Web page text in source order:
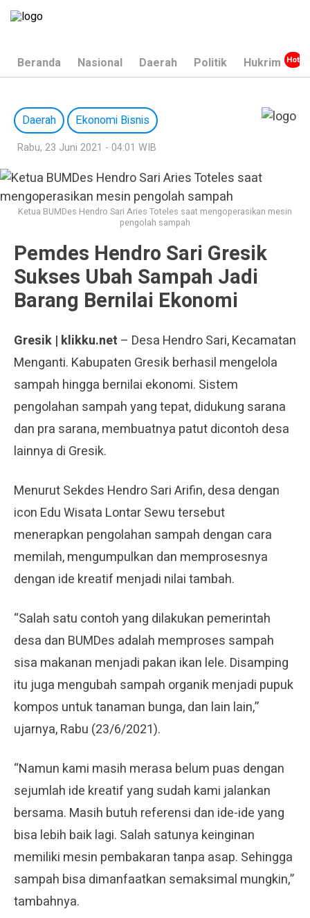
Beranda Nasional Daerah Politik Hukrim
Daerah Ekonomi Bisnis
Rabu, 23 Juni 2021 - 04:01 WIB
Ketua BUMDes Hendro Sari Aries Toteles saat mengoperasikan mesin
pengolah sampah
Pemdes Hendro Sari Gresik
Sukses Ubah Sampah Jadi
Barang Bernilai Ekonomi
Gresik | klikku.net – Desa Hendro Sari, Kecamatan
Menganti. Kabupaten Gresik berhasil mengelola
sampah hingga bernilai ekonomi. Sistem
pengolahan sampah yang tepat, didukung sarana
dan pra sarana, membuatnya patut dicontoh desa
lainnya di Gresik.
Menurut Sekdes Hendro Sari Arifin, desa dengan
icon Edu Wisata Lontar Sewu tersebut
menerapkan pengolahan sampah dengan cara
memilah, mengumpulkan dan memprosesnya
dengan ide kreatif menjadi nilai tambah.
“Salah satu contoh yang dilakukan pemerintah
desa dan BUMDes adalah memproses sampah
sisa makanan menjadi pakan ikan lele. Disamping
itu juga mengubah sampah organik menjadi pupuk
kompos untuk tanaman bunga, dan lain lain,”
ujarnya, Rabu (23/6/2021).
“Namun kami masih merasa belum puas dengan
sejumlah ide kreatif yang sudah kami jalankan
bersama. Masih butuh referensi dan ide-ide yang
bisa lebih baik lagi. Salah satunya keinginan
memiliki mesin pembakaran tanpa asap. Sehingga
sampah bisa dimanfaatkan semaksimal mungkin,”
tambahnya.